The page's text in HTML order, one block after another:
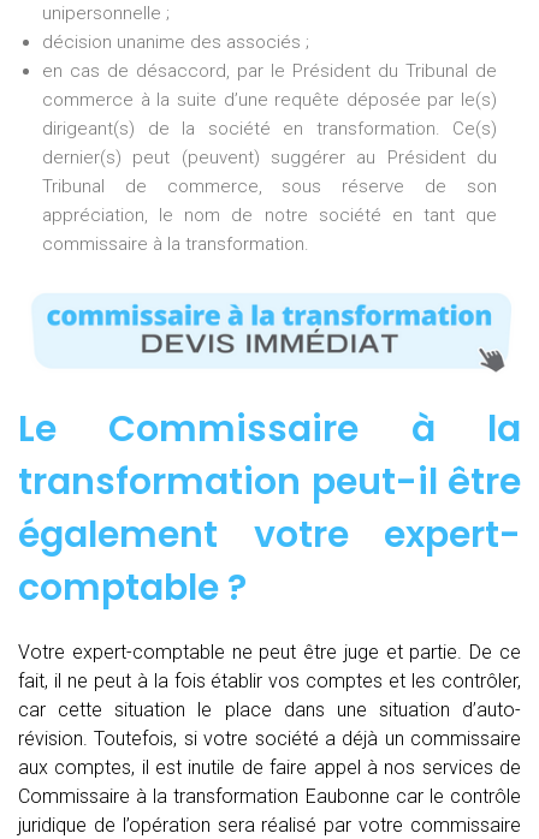
unipersonnelle ;
décision unanime des associés ;
en cas de désaccord, par le Président du Tribunal de
commerce à la suite d’une requête déposée par le(s)
dirigeant(s) de la société en transformation. Ce(s)
dernier(s) peut (peuvent) suggérer au Président du
Tribunal de commerce, sous réserve de son
appréciation, le nom de notre société en tant que
commissaire à la transformation.
Le Commissaire à la
transformation peut-il être
également votre expert-
comptable ?
Votre expert-comptable ne peut être juge et partie. De ce
fait, il ne peut à la fois établir vos comptes et les contrôler,
car cette situation le place dans une situation d’auto-
révision. Toutefois, si votre société a déjà un commissaire
aux comptes, il est inutile de faire appel à nos services de
Commissaire à la transformation Eaubonne car le contrôle
juridique de l’opération sera réalisé par votre commissaire